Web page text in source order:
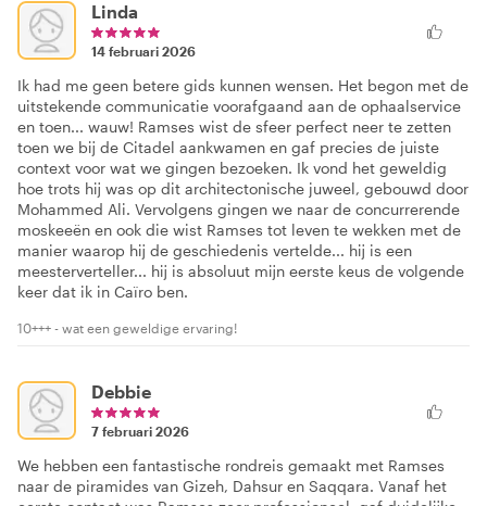
Linda
14 februari 2026
Ik had me geen betere gids kunnen wensen. Het begon met de
uitstekende communicatie voorafgaand aan de ophaalservice
en toen... wauw! Ramses wist de sfeer perfect neer te zetten
toen we bij de Citadel aankwamen en gaf precies de juiste
context voor wat we gingen bezoeken. Ik vond het geweldig
hoe trots hij was op dit architectonische juweel, gebouwd door
Mohammed Ali. Vervolgens gingen we naar de concurrerende
moskeeën en ook die wist Ramses tot leven te wekken met de
manier waarop hij de geschiedenis vertelde... hij is een
meesterverteller... hij is absoluut mijn eerste keus de volgende
keer dat ik in Caïro ben.
10+++ - wat een geweldige ervaring!
Debbie
7 februari 2026
We hebben een fantastische rondreis gemaakt met Ramses
naar de piramides van Gizeh, Dahsur en Saqqara. Vanaf het